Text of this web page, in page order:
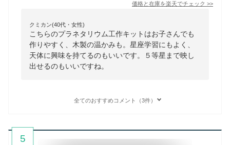
価格と在庫を楽天でチェック >>
クミカン(40代・女性)
こちらのプラネタリウム工作キットはお子さんでも
作りやすく、木製の温かみも。星座学習にもよく、
天体に興味を持てるのもいいです。５等星まで映し
出せるのもいいですね。
全てのおすすめコメント（3件）
5